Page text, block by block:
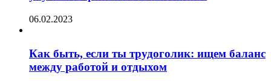
06.02.2023
Как быть, если ты трудоголик: ищем баланс
между работой и отдыхом